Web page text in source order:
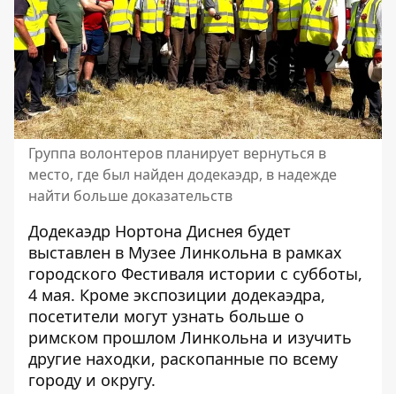
Группа волонтеров планирует вернуться в
место, где был найден додекаэдр, в надежде
найти больше доказательств
Додекаэдр Нортона Диснея будет
выставлен в Музее Линкольна в рамках
городского Фестиваля истории с субботы,
4 мая. Кроме экспозиции додекаэдра,
посетители могут узнать больше о
римском прошлом Линкольна и изучить
другие находки, раскопанные по всему
городу и округу.